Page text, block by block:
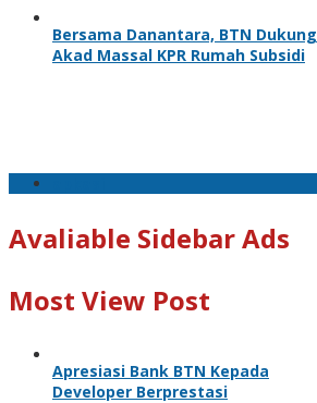
Bersama Danantara, BTN Dukung
Akad Massal KPR Rumah Subsidi
Avaliable Sidebar Ads
Most View Post
Apresiasi Bank BTN Kepada
Developer Berprestasi